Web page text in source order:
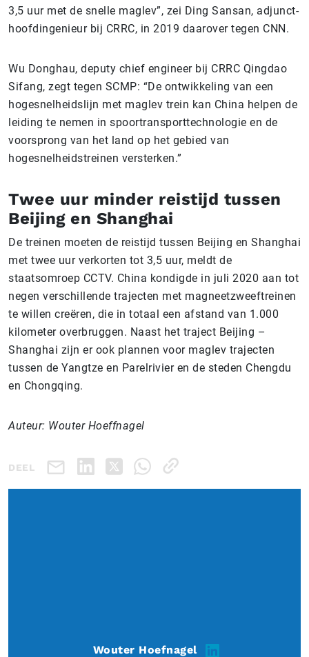
3,5 uur met de snelle maglev”, zei Ding Sansan, adjunct-
hoofdingenieur bij CRRC, in 2019 daarover tegen CNN.
Wu Donghau, deputy chief engineer bij CRRC Qingdao
Sifang, zegt tegen SCMP: “De ontwikkeling van een
hogesnelheidslijn met maglev trein kan China helpen de
leiding te nemen in spoortransporttechnologie en de
voorsprong van het land op het gebied van
hogesnelheidstreinen versterken.”
Twee uur minder reistijd tussen
Beijing en Shanghai
De treinen moeten de reistijd tussen Beijing en Shanghai
met twee uur verkorten tot 3,5 uur, meldt de
staatsomroep CCTV. China kondigde in juli 2020 aan tot
negen verschillende trajecten met magneetzweeftreinen
te willen creëren, die in totaal een afstand van 1.000
kilometer overbruggen. Naast het traject Beijing –
Shanghai zijn er ook plannen voor maglev trajecten
tussen de Yangtze en Parelrivier en de steden Chengdu
en Chongqing.
Auteur: Wouter Hoeffnagel
DEEL
Wouter Hoefnagel